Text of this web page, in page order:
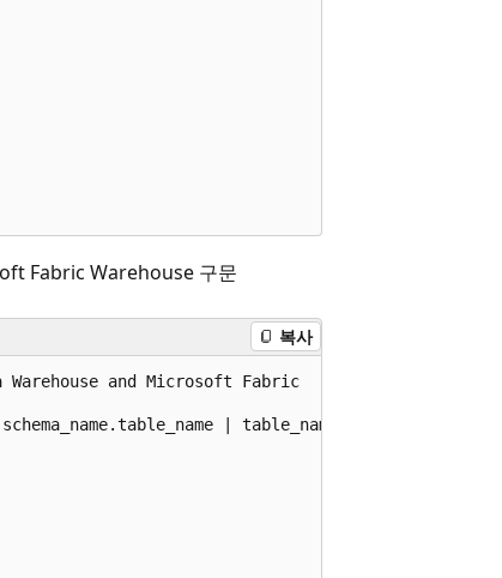
Fabric Warehouse 구문
복사
and Microsoft Fabric
| table_name }